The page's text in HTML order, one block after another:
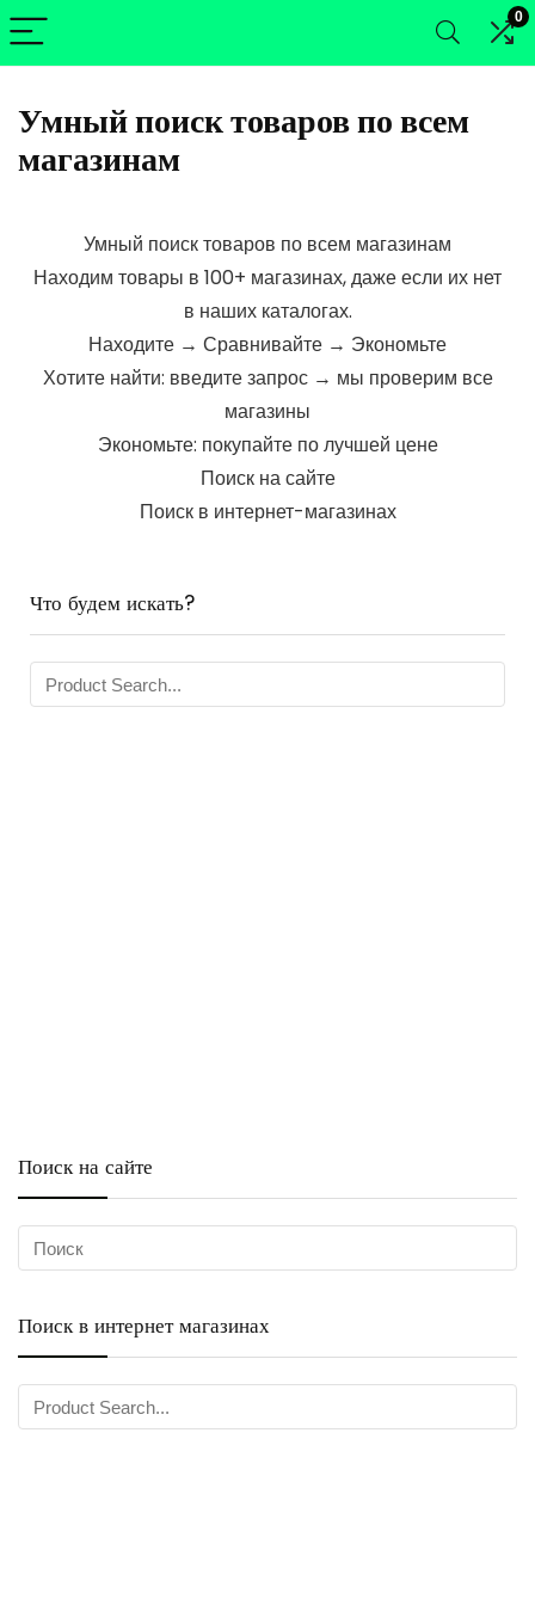
0
Умный поиск товаров по всем
магазинам
Умный поиск товаров по всем магазинам
Находим товары в 100+ магазинах, даже если их нет
в наших каталогах.
Находите → Сравнивайте → Экономьте
Хотите найти: введите запрос → мы проверим все
магазины
Экономьте: покупайте по лучшей цене
Поиск на сайте
Поиск в интернет-магазинах
Что будем искать?
Поиск на сайте
Поиск в интернет магазинах